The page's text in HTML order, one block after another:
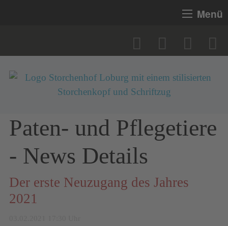
Menü
Paten- und Pflegetiere
- News Details
Der erste Neuzugang des Jahres
2021